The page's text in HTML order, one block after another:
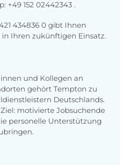
+49 152 02442343 .
434836 0 gibt Ihnen
Ihren zukünftigen Einsatz.
und Kollegen an
gehört Tempton zu
Deutschlands.
motivierte Jobsuchende
personelle Unterstützung